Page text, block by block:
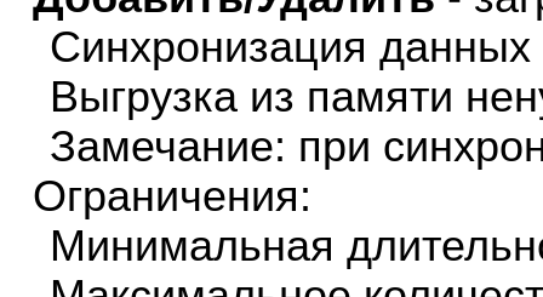
Синхронизация данных
Выгрузка из памяти
Замечание: при
Ограничения:
Минимальная